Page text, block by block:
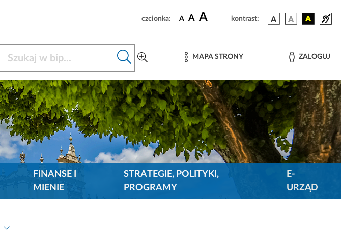
czcionka: A A A kontrast:
MAPA STRONY ZALOGUJ
FINANSE I
MIENIE
STRATEGIE, POLITYKI,
PROGRAMY
E-
URZĄD